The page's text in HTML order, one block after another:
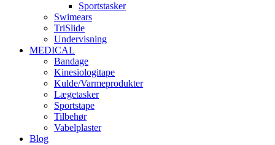
Sportstasker
Swimears
TriSlide
Undervisning
MEDICAL
Bandage
Kinesiologitape
Kulde/Varmeprodukter
Lægetasker
Sportstape
Tilbehør
Vabelplaster
Blog